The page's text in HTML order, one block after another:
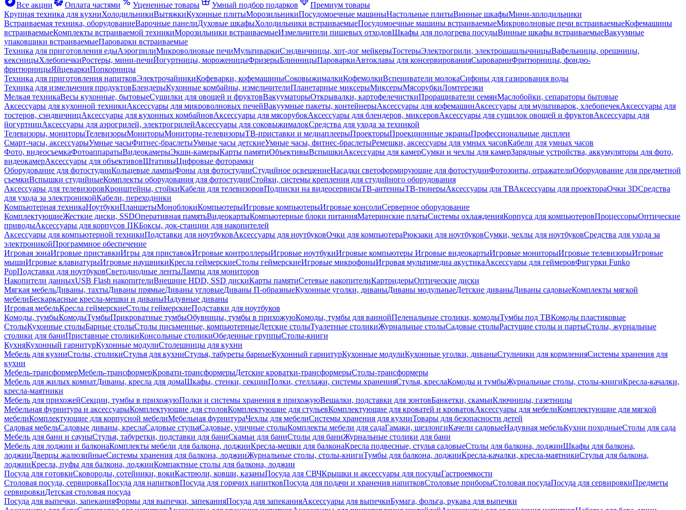
Все акции
Оплата частями Уцененные товары Умный подбор подарков
Премиум товары
Крупная техника для кухниХолодильникиВытяжкиКухонные плитыМорозильникиПосудомоечные машиныНастольные плитыВинные шкафыМини-холодильники
Встраиваемая техника, оборудованиеВарочные панелиДуховые шкафыХолодильники встраиваемыеПосудомоечные машины встраиваемыеМикроволновые печи встраиваемыеКофемашины
встраиваемыеКомплекты встраиваемой техникиМорозильники встраиваемыеИзмельчители пищевых отходовШкафы для подогрева посудыВинные шкафы встраиваемыеВакуумные
упаковщики встраиваемыеПароварки встраиваемые
Техника для приготовления едыАэрогрилиМикроволновые печиМультиваркиСэндвичницы, хот-дог мейкерыТостерыЭлектрогрили, электрошашлычницыВафельницы, орешницы,
кексницыХлебопечкиРостеры, мини-печиЙогуртницы, мороженицыФризерыБлинницыПароваркиАвтоклавы для консервированияСыроварниФритюрницы, фондю-
фритюрницыЯйцеваркиПопкорницы
Техника для приготовления напитковЭлектрочайникиКофеварки, кофемашиныСоковыжималкиКофемолкиВспениватели молокаСифоны для газирования воды
Техника для измельчения продуктовБлендерыКухонные комбайны, измельчителиПланетарные миксерыМиксерыМясорубкиЛомтерезки
Мелкая техникаВесы кухонные, бытовыеСушилки для овощей и фруктовВакууматорыОткрывалки, картофелечисткиПроращиватели семянМаслобойки, сепараторы бытовые
Аксессуары для кухонной техникиАксессуары для микроволновых печейВакуумные пакеты, контейнерыАксессуары для кофемашинАксессуары для мультиварок, хлебопечекАксессуары для
тостеров, сэндвичницАксессуары для кухонных комбайновАксессуары для мясорубокАксессуары для блендеров, миксеровАксессуары для сушилок овощей и фруктовАксессуары для
йогуртницАксессуары для аэрогрилей, электрогрилейАксессуары для соковыжималокСредства для ухода за техникой
Телевизоры, мониторыТелевизорыМониторыМониторы-телевизорыТВ-приставки и медиаплеерыПроекторыПроекционные экраныПрофессиональные дисплеи
Смарт-часы, аксессуарыУмные часыФитнес-браслетыУмные часы детскиеУмные часы, фитнес-браслетыРемешки, аксессуары для умных часовКабели для умных часов
Фото, видеосъемкаФотоаппаратыВидеокамерыЭкшн-камерыКарты памятиОбъективыВспышкиАксессуары для камерСумки и чехлы для камерЗарядные устройства, аккумуляторы для фото,
видеокамерАксессуары для объективовШтативыЦифровые фоторамки
Оборудование для фотостудииКольцевые лампыФоны для фотостудииСтудийное освещениеНасадки светоформирующие для фотостудииФотозонты, отражателиОборудование для предметной
съемкиВспышки студийныеКомплекты оборудования для фотостудииСтойки, системы крепления для студийного оборудования
Аксессуары для телевизоровКронштейны, стойкиКабели для телевизоровПодписки на видеосервисыТВ-антенныТВ-тюнерыАксессуары для ТВАксессуары для проектораОчки 3DСредства
для ухода за электроникойКабели, переходники
Компьютерная техникаНоутбукиПланшетыМоноблокиКомпьютерыИгровые компьютерыИгровые консолиСерверное оборудование
КомплектующиеЖесткие диски, SSDОперативная памятьВидеокартыКомпьютерные блоки питанияМатеринские платыСистемы охлажденияКорпуса для компьютеровПроцессорыОптические
приводыАксессуары для корпусов ПКБоксы, док-станции для накопителей
Аксессуары для компьютерной техникиПодставки для ноутбуковАксессуары для ноутбуковОчки для компьютераРюкзаки для ноутбуковСумки, чехлы для ноутбуковСредства для ухода за
электроникойПрограммное обеспечение
Игровая зонаИгровые приставкиИгры для приставокИгровые контроллерыИгровые ноутбукиИгровые компьютеры Игровые видеокартыИгровые мониторыИгровые телевизорыИгровые
мышиИгровые клавиатурыИгровые наушникиКресла геймерскиеСтолы геймерскиеИгровые микрофоныИгровая мультимедиа акустикаАксессуары для геймеровФигурки Funko
PopПодставки для ноутбуковСветодиодные лентыЛампы для мониторов
Накопители данныхUSB Flash накопителиВнешние HDD, SSD дискиКарты памятиСетевые накопителиКартридерыОптические диски
Мягкая мебельДиваны, тахтыДиваны прямыеДиваны угловыеДиваны П-образныеКухонные уголки, диваныДиваны модульныеДетские диваныДиваны садовыеКомплекты мягкой
мебелиБескаркасные кресла-мешки и диваныНадувные диваны
Игровая мебельКресла геймерскиеСтолы геймерскиеПодставки для ноутбуков
Комоды, тумбыКомодыТумбыПрикроватные тумбыОбувницы, тумбы в прихожуюКомоды, тумбы для ваннойПеленальные столики, комодыТумбы под ТВКомоды пластиковые
СтолыКухонные столыБарные столыСтолы письменные, компьютерныеДетские столыТуалетные столикиЖурнальные столыСадовые столыРастущие столы и партыСтолы, журнальные
столики для баниПриставные столикиКонсольные столикиОбеденные группыСтолы-книги
КухняКухонный гарнитурКухонные модулиСтолешницы для кухни
Мебель для кухниСтолы, столикиСтулья для кухниСтулья, табуреты барныеКухонный гарнитурКухонные модулиКухонные уголки, диваныСтульчики для кормленияСистемы хранения для
кухни
Мебель-трансформерМебель-трансформерКровати-трансформерыДетские кроватки-трансформерыСтолы-трансформеры
Мебель для жилых комнатДиваны, кресла для домаШкафы, стенки, секцииПолки, стеллажи, системы храненияСтулья, креслаКомоды и тумбыЖурнальные столы, столы-книгиКресла-качалки,
кресла-маятники
Мебель для прихожейСекции, тумбы в прихожуюПолки и системы хранения в прихожуюВешалки, подставки для зонтовБанкетки, скамьиКлючницы, газетницы
Мебельная фурнитура и аксессуарыКомплектующие для столовКомплектующие для стульевКомплектующие для кроватей и кроватокАксессуары для мебелиКомплектующие для мягкой
мебелиКомплектующие для корпусной мебелиМебельная фурнитураЧехлы для мебелиСистемы хранения для кухниТовары для безопасности детей
Садовая мебельСадовые диваны, креслаСадовые стульяСадовые, уличные столыКомплекты мебели для садаГамаки, шезлонгиКачели садовыеНадувная мебельКухни походныеСтолы для сада
Мебель для бани и сауныСтулья, табуретки, подставки для баниСкамьи для баниСтолы для баниЖурнальные столики для бани
Мебель для лоджии и балконаКомплекты мебели для балкона, лоджииКресла-мешки для балконаКресла подвесные, стулья садовыеСтолы для балкона, лоджииШкафы для балкона,
лоджииДверцы жалюзийныеСистемы хранения для балкона, лоджииЖурнальные столы, столы-книгиТумбы для балкона, лоджииКресла-качалки, кресла-маятникиСтулья для балкона,
лоджииКресла, пуфы для балкона, лоджииКомпактные столы для балкона, лоджии
Посуда для готовкиСковороды, сотейники, вокиКастрюли, ковши, казаныПосуда для СВЧКрышки и аксессуары для посудыГастроемкости
Столовая посуда, сервировкаПосуда для напитковПосуда для горячих напитковПосуда для подачи и хранения напитковСтоловые приборыСтоловая посудаПосуда для сервировкиПредметы
сервировкиДетская столовая посуда
Посуда для выпечки, запеканияФормы для выпечки, запеканияПосуда для запеканияАксессуары для выпечкиБумага, фольга, рукава для выпечки